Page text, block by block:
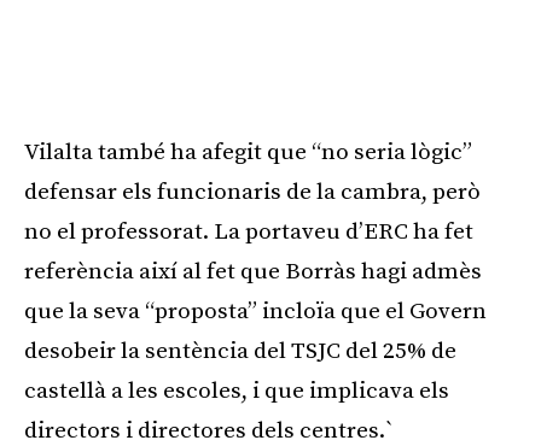
Vilalta també ha afegit que “no seria lògic”
defensar els funcionaris de la cambra, però
no el professorat. La portaveu d’ERC ha fet
referència així al fet que Borràs hagi admès
que la seva “proposta” incloïa que el Govern
desobeir la sentència del TSJC del 25% de
castellà a les escoles, i que implicava els
directors i directores dels centres.`